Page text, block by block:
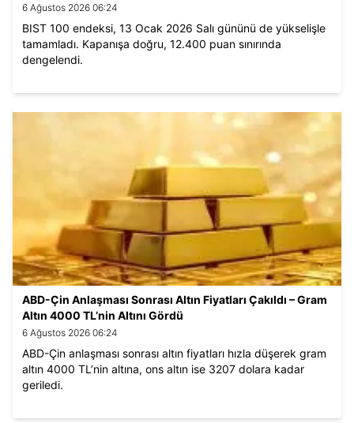
6 Ağustos 2026 06:24
BIST 100 endeksi, 13 Ocak 2026 Salı gününü de yükselişle
tamamladı. Kapanışa doğru, 12.400 puan sınırında
dengelendi.
ABD-Çin Anlaşması Sonrası Altın Fiyatları Çakıldı – Gram
Altın 4000 TL’nin Altını Gördü
6 Ağustos 2026 06:24
ABD-Çin anlaşması sonrası altın fiyatları hızla düşerek gram
altın 4000 TL’nin altına, ons altın ise 3207 dolara kadar
geriledi.